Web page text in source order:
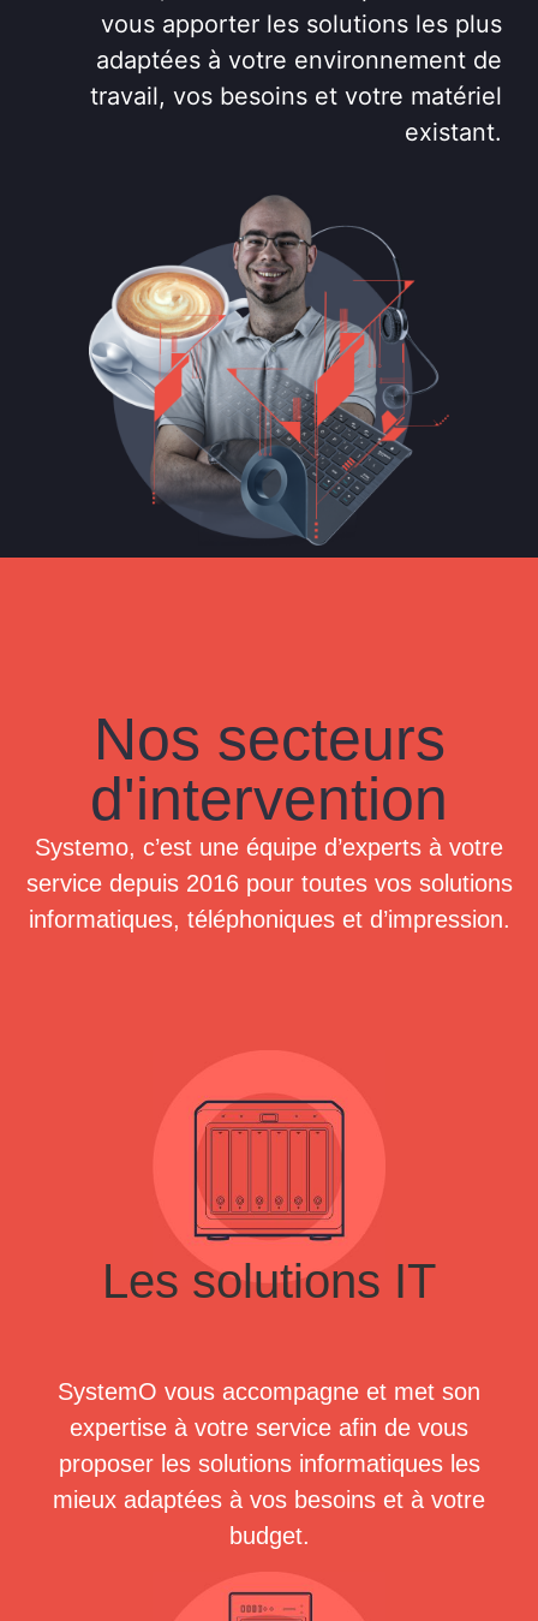
vous apporter les solutions les plus
adaptées à votre environnement de
travail, vos besoins et votre matériel
existant.
Nos secteurs
d'intervention
Systemo, c’est une équipe d’experts à votre
service depuis 2016 pour toutes vos solutions
informatiques, téléphoniques et d’impression.
Les solutions IT
SystemO vous accompagne et met son
expertise à votre service afin de vous
proposer les solutions informatiques les
mieux adaptées à vos besoins et à votre
budget.